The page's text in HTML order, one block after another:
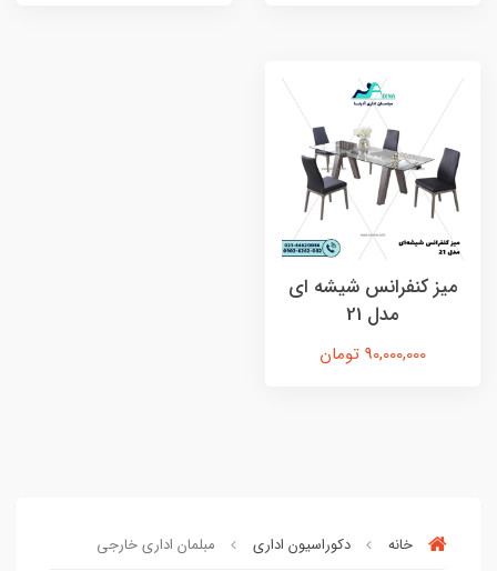
ميز كنفرانس شيشه اي
مدل 21
90,000,000 تومان
خانه دکوراسیون اداری مبلمان اداری خارجی